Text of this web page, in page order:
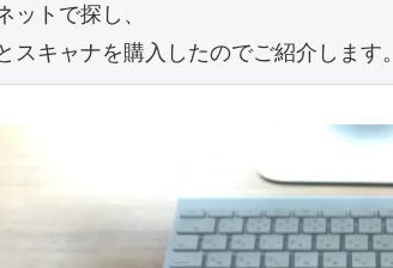
ットで探し、
スキャナを購入したのでご紹介します。